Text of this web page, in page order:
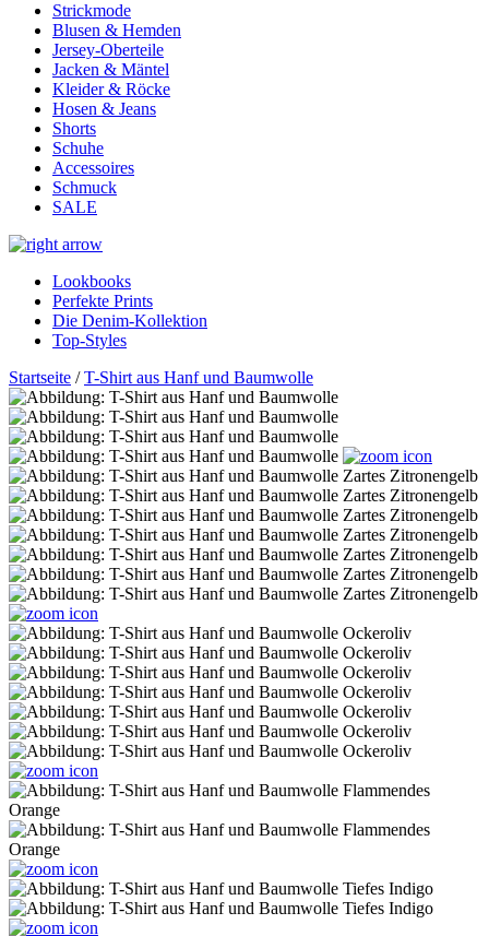
Strickmode
Blusen & Hemden
Jersey-Oberteile
Jacken & Mäntel
Kleider & Röcke
Hosen & Jeans
Shorts
Schuhe
Accessoires
Schmuck
SALE
Lookbooks
Perfekte Prints
Die Denim-Kollektion
Top-Styles
Startseite /T-Shirt aus Hanf und Baumwolle